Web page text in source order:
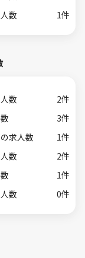
数 1件
数
2件
3件
の求人数
1件
数
2件
1件
数 0件